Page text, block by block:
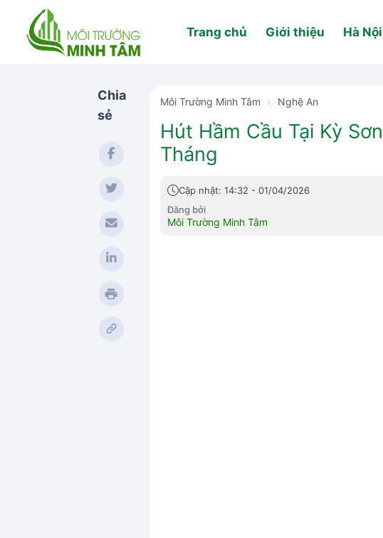
content
Trang chủ Giới thiệu Hà Nội
Chia
sẻ
Môi Trường Minh Tâm » Nghệ An
Hút Hầm Cầu Tại Kỳ
Tháng
Cập nhật: 14:32 - 01/04/2026
Đăng bởi
Môi Trường Minh Tâm